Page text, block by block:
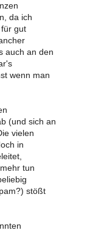
da ich
gut
auch an den
wenn man
(und sich an
vielen
in
tun
stößt